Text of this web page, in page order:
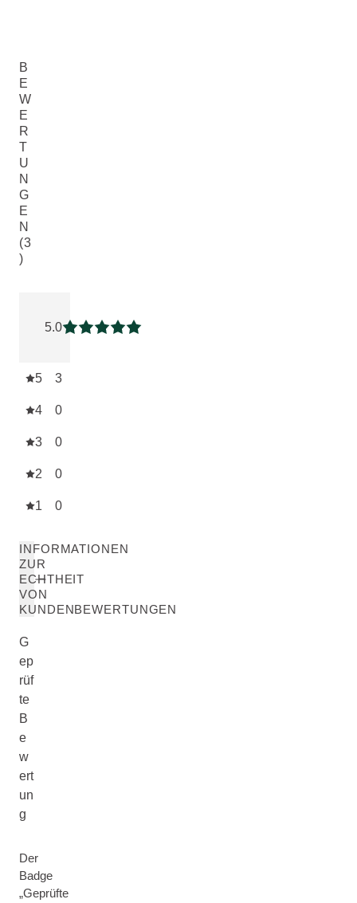
B
E
W
E
R
T
U
N
G
E
N
(3
)
5.0
Aktuelle Bewertung: 5 von 5 Sternen
5 3
4 0
3 0
2 0
1 0
INFORMATIONEN
ZUR
ECHTHEIT
VON
KUNDENBEWERTUNGEN
G
ep
rüf
te
B
e
w
ert
un
g
Der
Badge
„Geprüfte